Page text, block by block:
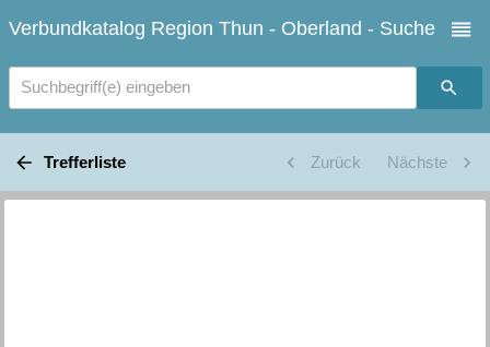
Verbundkatalog Region Thun - Oberland - Suche
Suchbegriff(e) eingeben
Trefferliste Zurück Nächste